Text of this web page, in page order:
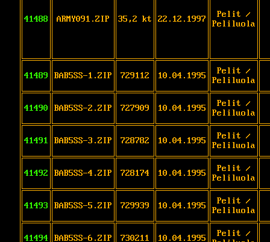
41488 ARMY091.ZIP 35,2 kt 22.12.1997
Pelit /
Peliluola
41489 BAB5SS-1.ZIP 729112 10.04.1995
Pelit /
Peliluola
41490 BAB5SS-2.ZIP 727909 10.04.1995
Pelit /
Peliluola
41491 BAB5SS-3.ZIP 728782 10.04.1995
Pelit /
Peliluola
41492 BAB5SS-4.ZIP 728174 10.04.1995
Pelit /
Peliluola
41493 BAB5SS-5.ZIP 729939 10.04.1995
Pelit /
Peliluola
41494 BAB5SS-6.ZIP 730211 10.04.1995
Pelit /